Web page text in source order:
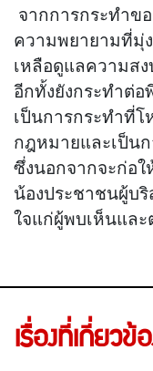
จากการกระทำข
ความพยายามที่มุ่
เหลือดูแลความส
อีกทั้งยังกระทำต่
เป็นการกระทำที่
กฎหมายและเป็น
ซึ่งนอกจากจะก่อ
น้องประชาชนผู้บ
ใจแก่ผู้พบเห็นแล
เรื่องที่เกี่ยวข้